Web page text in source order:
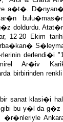
a�t�.
doldurdu.
12-20 Ekim
derlendi�i
Ar�iv
birbirinden
sanat klasi�i
bu y�l da g�z
�r�nleriyle